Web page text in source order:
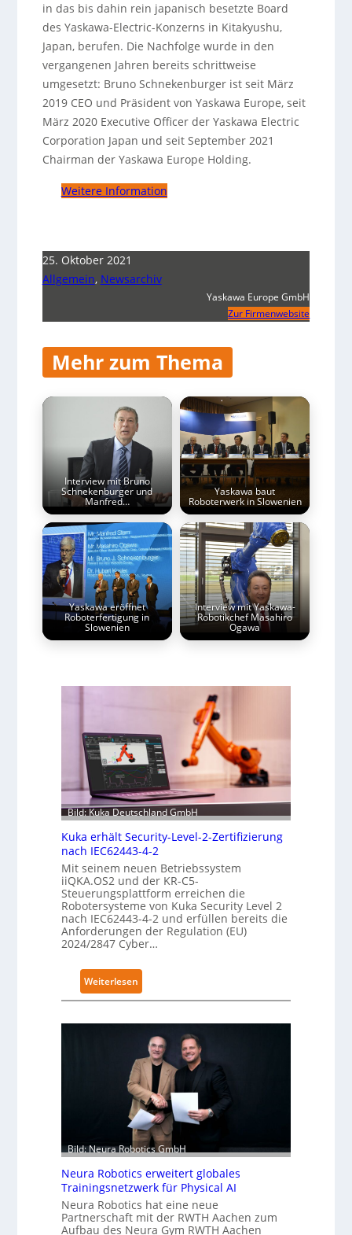
in das bis dahin rein japanisch besetzte Board
des Yaskawa-Electric-Konzerns in Kitakyushu,
Japan, berufen. Die Nachfolge wurde in den
vergangenen Jahren bereits schrittweise
umgesetzt: Bruno Schnekenburger ist seit März
2019 CEO und Präsident von Yaskawa Europe, seit
März 2020 Executive Officer der Yaskawa Electric
Corporation Japan und seit September 2021
Chairman der Yaskawa Europe Holding.
Weitere Information
25. Oktober 2021
Allgemein, Newsarchiv
Yaskawa Europe GmbH
Zur Firmenwebsite
Mehr zum Thema
Interview mit Bruno
Schnekenburger und
Manfred…
Yaskawa baut
Roboterwerk in Slowenien
Yaskawa eröffnet
Roboterfertigung in
Slowenien
Interview mit Yaskawa-
Robotikchef Masahiro
Ogawa
Bild: Kuka Deutschland GmbH
Kuka erhält Security-Level-2-Zertifizierung
nach IEC62443-4-2
Mit seinem neuen Betriebssystem
iiQKA.OS2 und der KR-C5-
Steuerungsplattform erreichen die
Robotersysteme von Kuka Security Level 2
nach IEC62443-4-2 und erfüllen bereits die
Anforderungen der Regulation (EU)
2024/2847 Cyber…
Weiterlesen:
K
e
r
h
ä
l
t
e
c
u
r
Bild: Neura Robotics GmbH
Neura Robotics erweitert globales
Trainingsnetzwerk für Physical AI
Neura Robotics hat eine neue
Partnerschaft mit der RWTH Aachen zum
Aufbau des Neura Gym RWTH Aachen